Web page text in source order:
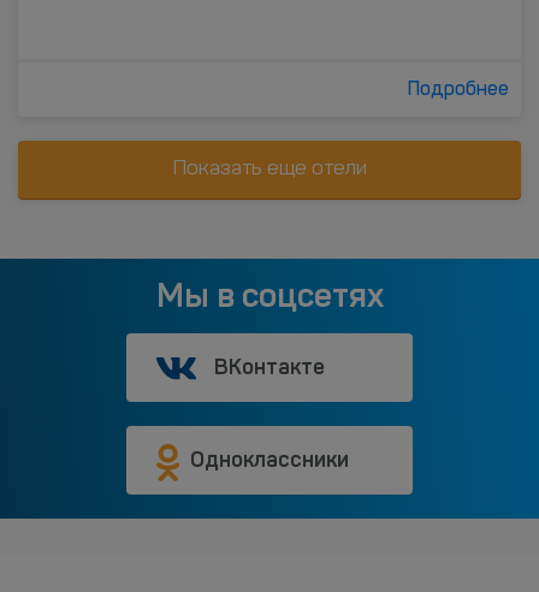
Подробнее
Показать еще отели
Мы в соцсетях
ВКонтакте
Одноклассники